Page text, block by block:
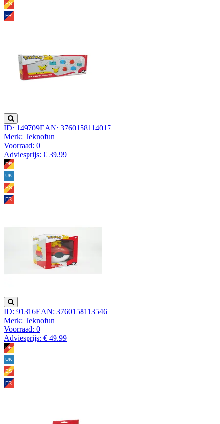
ID: 149709EAN: 3760158114017
Merk: Teknofun
Voorraad: 0
Adviesprijs: € 39.99
ID: 91316EAN: 3760158113546
Merk: Teknofun
Voorraad: 0
Adviesprijs: € 49.99